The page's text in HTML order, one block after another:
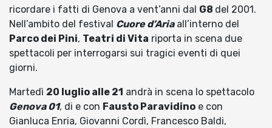
ricordare i fatti di Genova a vent’anni dal G8 del 2001.
Nell’ambito del festival Cuore d’Ariaall’interno del
Parco dei Pini, Teatri di Vita riporta in scena due
spettacoli per interrogarsi sui tragici eventi di quei
giorni.
Martedì 20 luglio alle 21 andrà in scena lo spettacolo
Genova 01, di e con Fausto Paravidino e con
Gianluca Enria, Giovanni Cordì, Francesco Baldi,